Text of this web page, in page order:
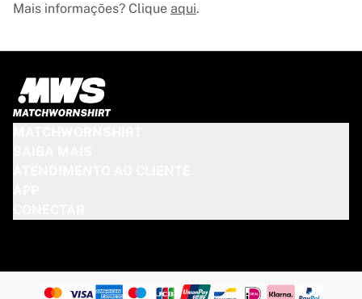
Mais informações? Clique aqui.